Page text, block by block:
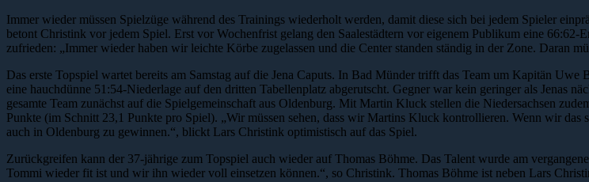
Immer wieder müssen Spielzüge während des Trainings wiederholt werden, damit diese sich bei jedem Spieler
betont Christink vor jedem Spiel. Erst vor Wochenfrist gelang den Saalestädtern vor eigenem Publikum eine
zufrieden: „Immer wieder haben wir leichte Körbe zugelassen und die Center standen ständig in der Zone. Daran
Das erste Topspiel wartet bereits am Samstag auf die Jena Caputs. In Bad Münder trifft das Team um Kapitän
eine hauchdünne 51:54-Niederlage auf den dritten Tabellenplatz abgerutscht. Gegner war kein geringer als Jenas
gesamte Team zunächst auf die Spielgemeinschaft aus Oldenburg. Mit Martin Kluck stellen die Niedersachsen
Punkte (im Schnitt 23,1 Punkte pro Spiel). „Wir müssen sehen, dass wir Martins Kluck kontrollieren. Wenn wir
auch in Oldenburg zu gewinnen.“, blickt Lars Christink optimistisch auf das Spiel.
Zurückgreifen kann der 37-jährige zum Topspiel auch wieder auf Thomas Böhme. Das Talent wurde am
Tommi wieder fit ist und wir ihn wieder voll einsetzen können.“, so Christink. Thomas Böhme ist neben Lars